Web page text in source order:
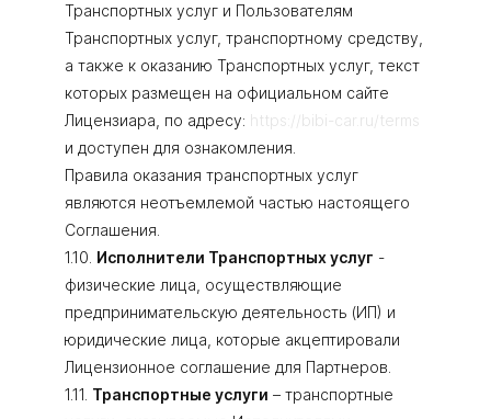
Транспортных услуг и Пользователям
Транспортных услуг, транспортному средству,
а также к оказанию Транспортных услуг, текст
которых размещен на официальном сайте
Лицензиара, по адресу: https://bibi-car.ru/terms
и доступен для ознакомления.
Правила оказания транспортных услуг
являются неотъемлемой частью настоящего
Соглашения.
1.10. Исполнители Транспортных услуг -
физические лица, осуществляющие
предпринимательскую деятельность (ИП) и
юридические лица, которые акцептировали
Лицензионное соглашение для Партнеров.
1.11. Транспортные услуги – транспортные